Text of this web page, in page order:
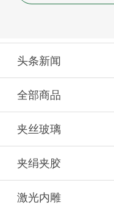
头条新闻
全部商品
夹丝玻璃
夹绢夹胶
激光内雕